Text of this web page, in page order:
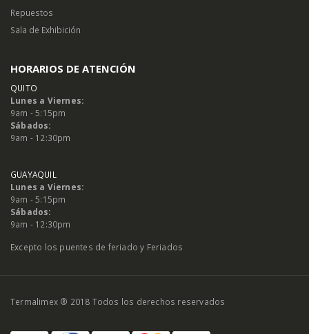
Repuestos
Sala de Exhibición
HORARIOS DE ATENCIÓN
QUITO
Lunes a Viernes:
9am - 5:15pm
Sábados:
9am - 12:30pm
GUAYAQUIL
Lunes a Viernes:
9am - 5:15pm
Sábados:
9am - 12:30pm
Excepto los puentes de feriado y Feriados
Termalimex ® 2018 Todos los derechos reservados